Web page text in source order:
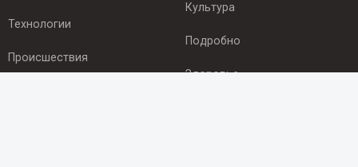
Технологии
Происшествия
Культура
Подробно
Здоровье